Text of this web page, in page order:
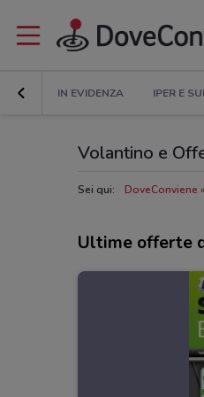
IN EVIDENZA IPER E
Volantino e
Sei qui: DoveConviene
Ultime offerte